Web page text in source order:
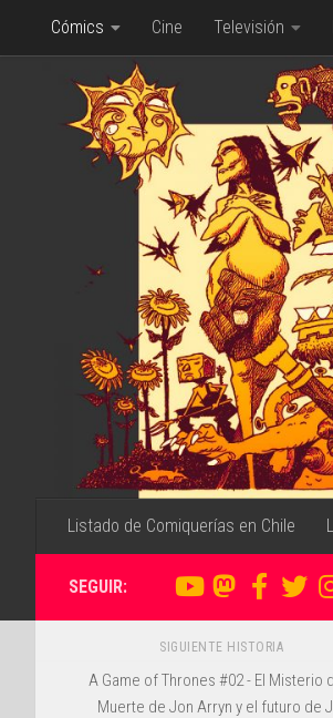
Saltar al contenido
Cómics Cine Televisión
Listado de Comiquerías en Chile
SEGUIR:
SIGUIENTE HISTORIA
A Game of Thrones #02 - El Misterio
Muerte de Jon Arryn y el futuro de